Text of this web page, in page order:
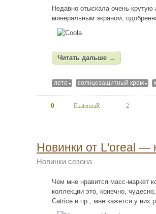
Недавно отыскала очень
минеральным экраном,
Читать дальше →
лето солнцезащитный крем
0 EkaterinaR 2
Новинки от L'oreal —
Новинки сезона
Чем мне нравится масс-маркет
коллекции это, конечно,
Catrice и пр., мне кажется у них